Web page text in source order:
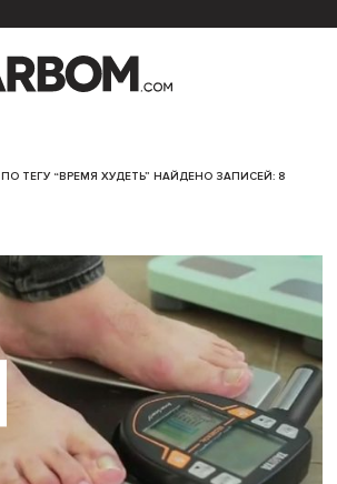
ПО ТЕГУ “ВРЕМЯ ХУДЕТЬ” НАЙДЕНО ЗАПИСЕЙ: 8